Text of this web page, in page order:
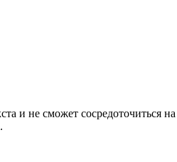
и не сможет сосредоточиться